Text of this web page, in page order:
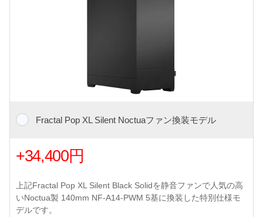
Fractal Pop XL Silent Noctuaファン換装モデル
+34,400円
上記Fractal Pop XL Silent Black Solidを静音ファンで人気の高
いNoctua製 140mm NF-A14-PWM 5基に換装した特別仕様モ
デルです。